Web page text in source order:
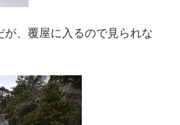
、覆屋に入るので見られな